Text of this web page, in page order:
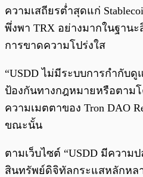
ความเสถียรต่ำสุดแก่
พึ่งพา TRX อย่างมากในฐาน
การขาดความโปร่งใส
“USDD ไม่มีระบบการกำกับดู
ป้องกันทางกฎหมายหรือตาม
ความเมตตาของ Tron DAO
ขณะนั้น
ตามเว็บไซต์ “USDD มีควา
สินทรัพย์ดิจิทัลกระแสหลักหล